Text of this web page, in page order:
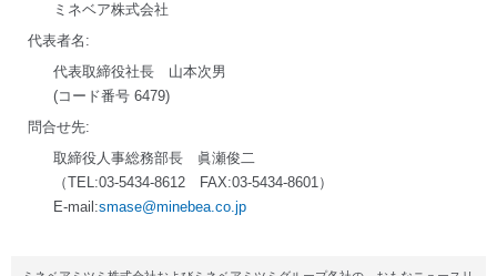
ミネベア株式会社
代表者名:
代表取締役社長 山本次男
(コード番号 6479)
問合せ先:
取締役人事総務部長 眞瀬俊二
（TEL:03-5434-8612 FAX:03-5434-8601）
E-mail:smase@minebea.co.jp